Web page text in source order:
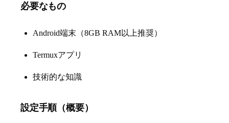
必要なもの
Android端末（8GB RAM以上推奨）
Termuxアプリ
技術的な知識
設定手順（概要）